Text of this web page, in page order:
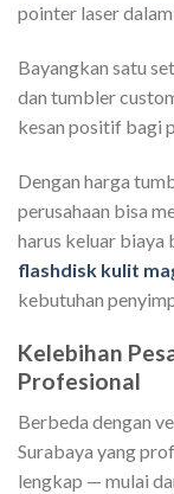
pointer laser
Bayangkan satu
dan tumbler
kesan positif bagi
Dengan harga
perusahaan bisa
harus keluar biaya
flashdisk kulit
kebutuhan
Kelebihan
Profesional
Berbeda dengan
Surabaya yang
lengkap — mulai